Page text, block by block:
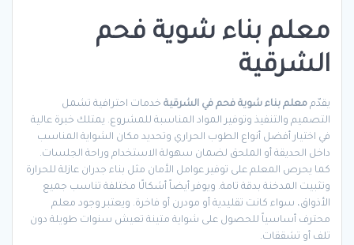
معلم بناء شوية فحم
الشرقية
يقدّم معلم بناء شوية فحم في الشرقية خدمات احترافية تشمل
التصميم والتنفيذ وتوفير المواد المناسبة للمشروع. يمتلك خبرة عالية
في اختيار أفضل أنواع الطوب الحراري وتحديد مكان الشواية المناسب
داخل الحديقة أو الملحق لضمان سهولة الاستخدام وراحة الجلسات.
كما يحرص المعلم على توفير عوامل الأمان مثل بناء جدران عازلة للحرارة
وتثبيت المدخنة بدقة تامة. ويوفر أيضاً أشكالًا مختلفة تناسب جميع
الأذواق، سواء كانت تقليدية أو مودرن أو فاخرة. ويعتبر وجود معلم
محترف أساسياً للحصول على شواية متينة تعيش سنوات طويلة دون
تلف أو تشققات.